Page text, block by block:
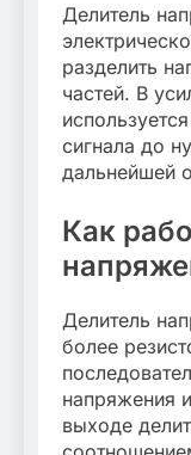
Делитель
разделить
частей. В
сигнала до
дальнейшей
Как
Делитель
более
напряжения
выходе